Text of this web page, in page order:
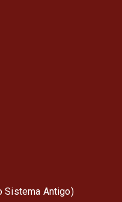
Sistema Antigo)